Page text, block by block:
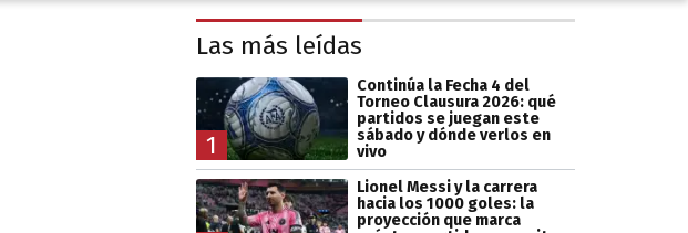
Las más leídas
1
Continúa la Fecha 4 del
Torneo Clausura 2026: qué
partidos se juegan este
sábado y dónde verlos en
vivo
Lionel Messi y la carrera
hacia los 1000 goles: la
proyección que marca